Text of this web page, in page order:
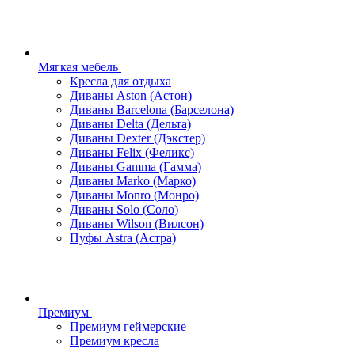
Мягкая мебель
Кресла для отдыха
Диваны Aston (Астон)
Диваны Barcelona (Барселона)
Диваны Delta (Дельта)
Диваны Dexter (Дэкстер)
Диваны Felix (Феликс)
Диваны Gamma (Гамма)
Диваны Marko (Марко)
Диваны Monro (Монро)
Диваны Solo (Соло)
Диваны Wilson (Вилсон)
Пуфы Astra (Астра)
Премиум
Премиум геймерские
Премиум кресла